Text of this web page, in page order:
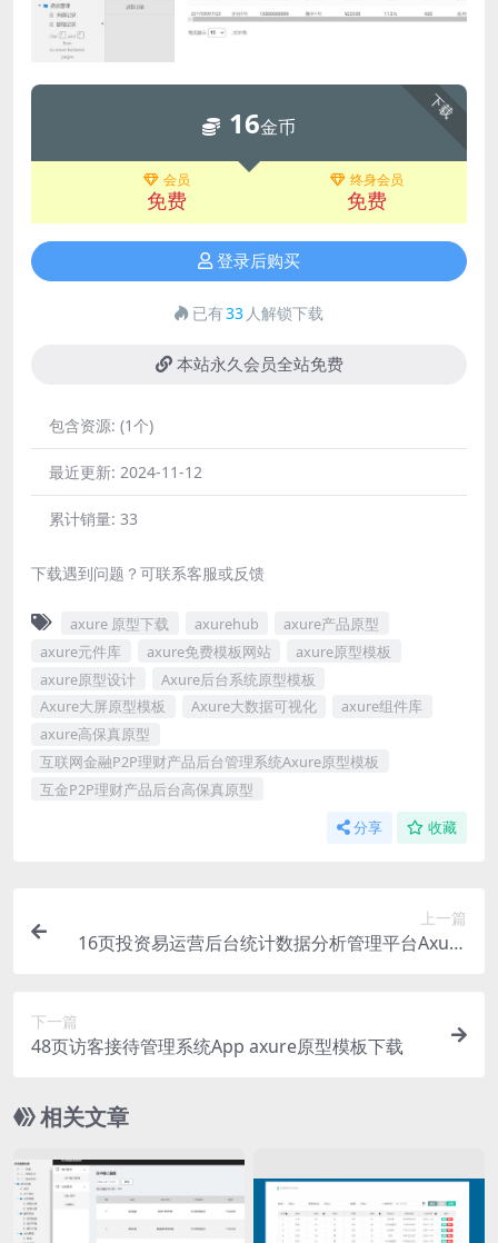
下载
16金币
会员
免费
终身会员
免费
登录后购买
已有33 人解锁下载
本站永久会员全站免费
包含资源: (1个)
最近更新: 2024-11-12
累计销量: 33
下载遇到问题？可联系客服或反馈
axure 原型下载 axurehub
axure产品原型
axure元件库
axure免费模板网站
axure原型模板
axure原型设计
Axure后台系统原型模板
Axure大屏原型模板
Axure大数据可视化
axure组件库
axure高保真原型
互联网金融P2P理财产品后台管理系统Axure原型模板
互金P2P理财产品后台高保真原型
分享 收藏
上一篇
16页投资易运营后台统计数据分析管理平台Axure
下一篇
48页访客接待管理系统App axure原型模板下载
相关文章